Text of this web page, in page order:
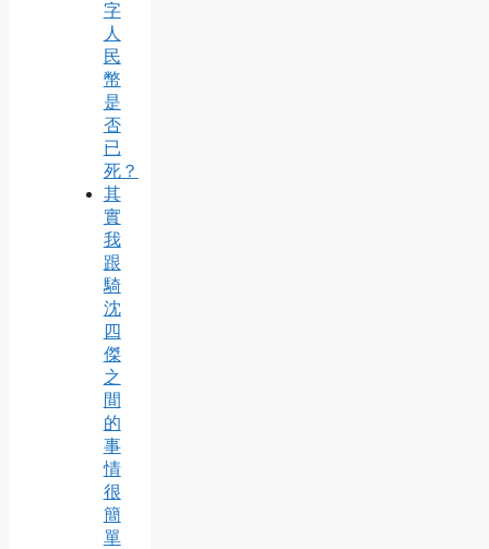
字
人
民
幣
是
否
已
死？
其
實
我
跟
騎
沈
四
傑
之
間
的
事
情
很
簡
單